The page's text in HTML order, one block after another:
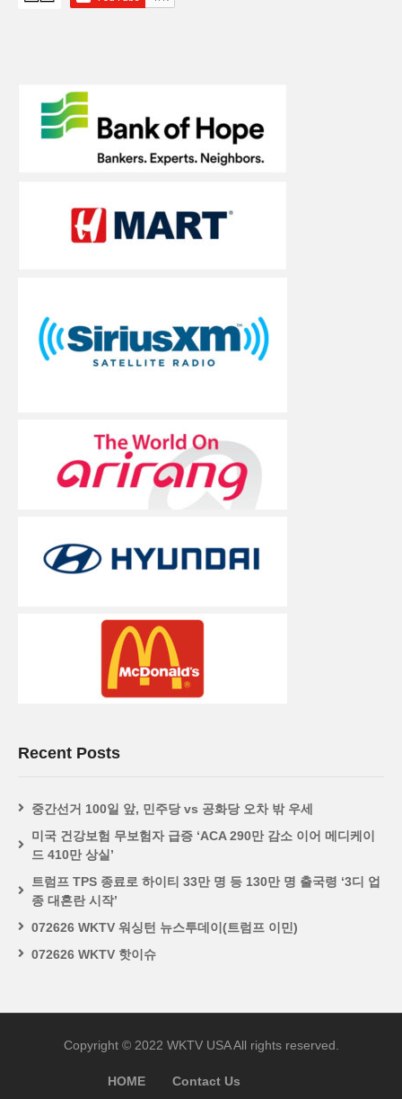
Recent Posts
중간선거 100일 앞, 민주당 vs 공화당 오차 밖 우세
미국 건강보험 무보험자 급증 ‘ACA 290만 감소 이어 메디케이
드 410만 상실’
트럼프 TPS 종료로 하이티 33만 명 등 130만 명 출국령 ‘3디 업
종 대혼란 시작’
072626 WKTV 워싱턴 뉴스투데이(트럼프 이민)
072626 WKTV 핫이슈
Copyright © 2022 WKTV USA All rights reserved.
HOME Contact Us